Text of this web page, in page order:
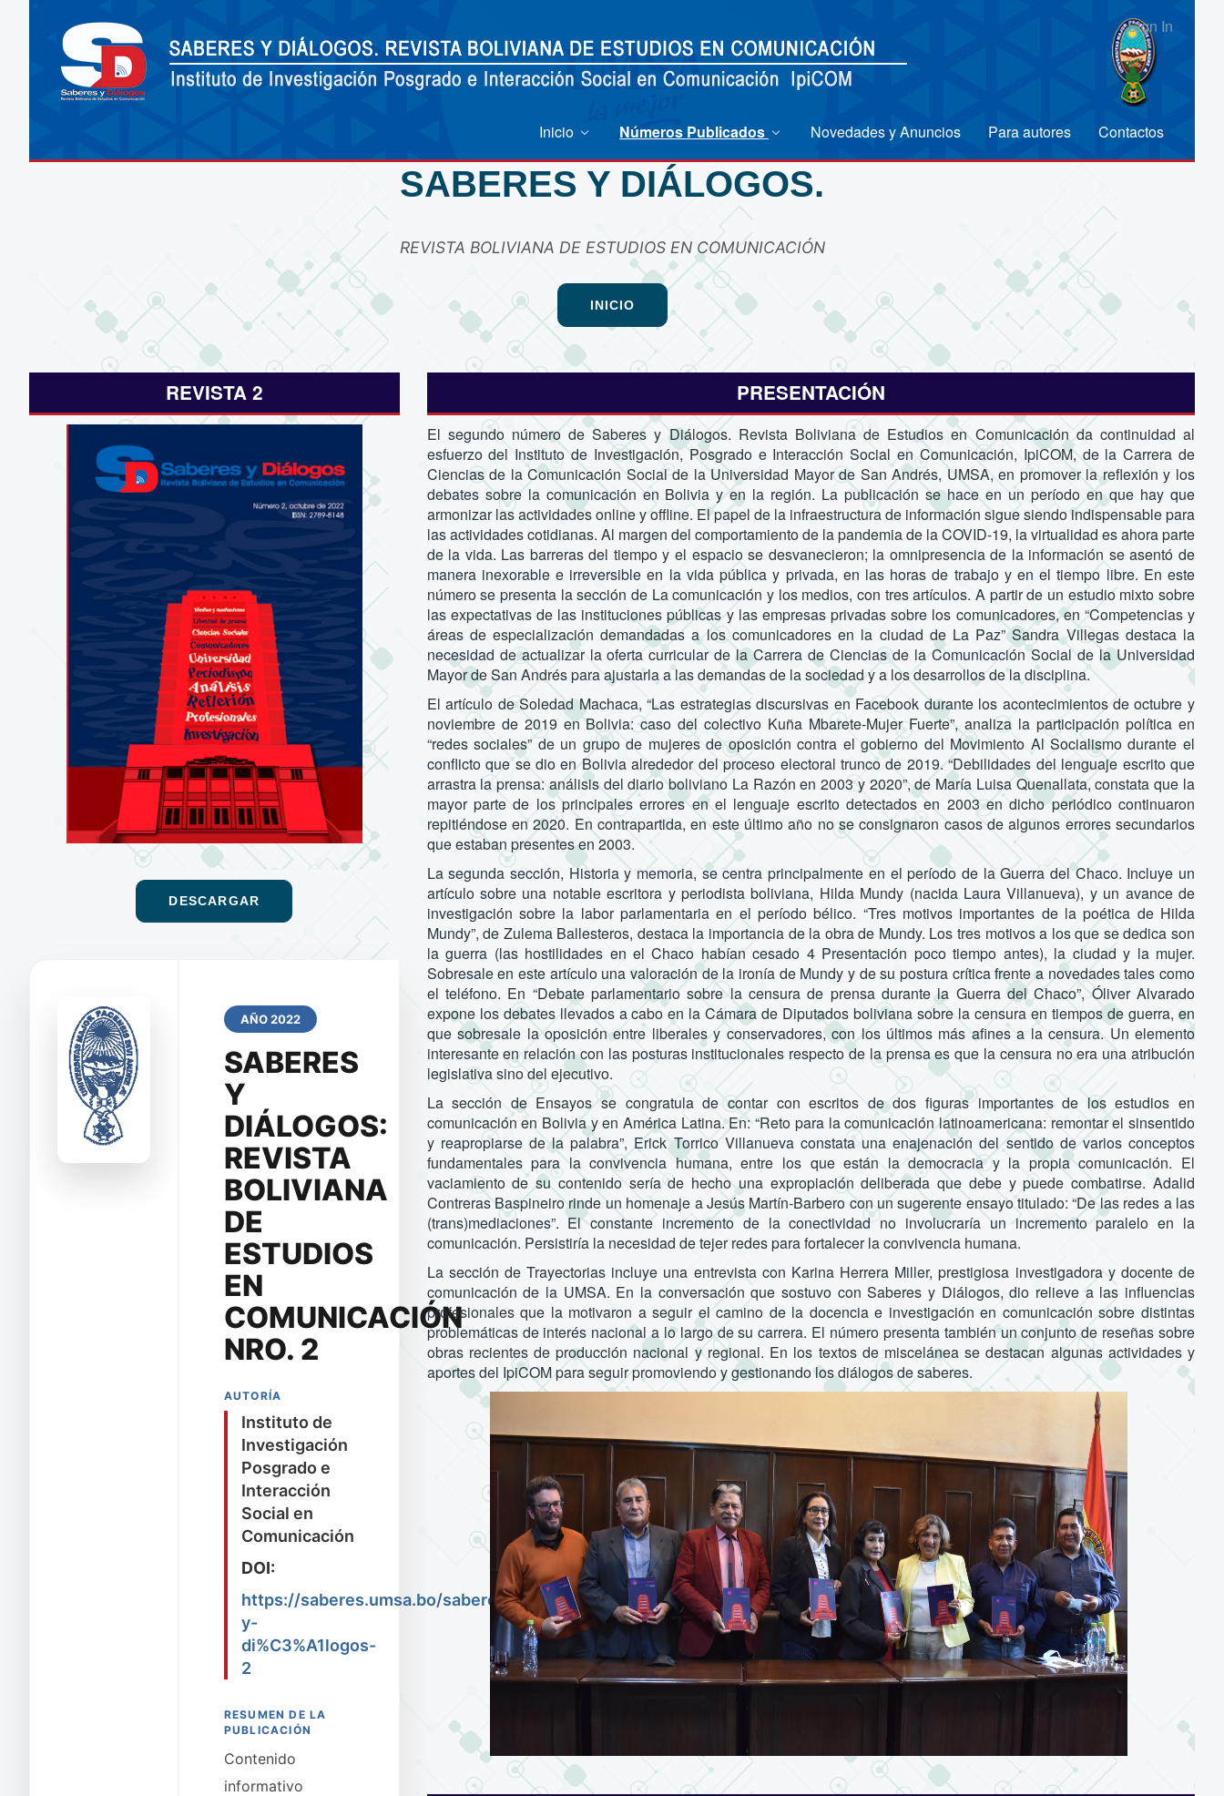
Sign In
Inicio Números Publicados Novedades y Anuncios Para autores Contactos
SABERES Y DIÁLOGOS.
REVISTA BOLIVIANA DE ESTUDIOS EN COMUNICACIÓN
INICIO
REVISTA 2
DESCARGAR
AÑO 2022
SABERES
Y
DIÁLOGOS:
REVISTA
BOLIVIANA
DE
ESTUDIOS
EN
COMUNICACIÓN
NRO. 2
AUTORÍA
Instituto de
Investigación
Posgrado e
Interacción
Social en
Comunicación
DOI:
https://saberes.umsa.bo/saberes-
y-
di%C3%A1logos-
2
RESUMEN DE LA
PUBLICACIÓN
Contenido
informativo
PRESENTACIÓN
El segundo número de Saberes y Diálogos. Revista Boliviana de Estudios en Comunicación da continuidad al
esfuerzo del Instituto de Investigación, Posgrado e Interacción Social en Comunicación, IpiCOM, de la Carrera de
Ciencias de la Comunicación Social de la Universidad Mayor de San Andrés, UMSA, en promover la reflexión y los
debates sobre la comunicación en Bolivia y en la región. La publicación se hace en un período en que hay que
armonizar las actividades online y offline. El papel de la infraestructura de información sigue siendo indispensable para
las actividades cotidianas. Al margen del comportamiento de la pandemia de la COVID-19, la virtualidad es ahora parte
de la vida. Las barreras del tiempo y el espacio se desvanecieron; la omnipresencia de la información se asentó de
manera inexorable e irreversible en la vida pública y privada, en las horas de trabajo y en el tiempo libre. En este
número se presenta la sección de La comunicación y los medios, con tres artículos. A partir de un estudio mixto sobre
las expectativas de las instituciones públicas y las empresas privadas sobre los comunicadores, en “Competencias y
áreas de especialización demandadas a los comunicadores en la ciudad de La Paz” Sandra Villegas destaca la
necesidad de actualizar la oferta curricular de la Carrera de Ciencias de la Comunicación Social de la Universidad
Mayor de San Andrés para ajustarla a las demandas de la sociedad y a los desarrollos de la disciplina.
El artículo de Soledad Machaca, “Las estrategias discursivas en Facebook durante los acontecimientos de octubre y
noviembre de 2019 en Bolivia: caso del colectivo Kuña Mbarete-Mujer Fuerte”, analiza la participación política en
“redes sociales” de un grupo de mujeres de oposición contra el gobierno del Movimiento Al Socialismo durante el
conflicto que se dio en Bolivia alrededor del proceso electoral trunco de 2019. “Debilidades del lenguaje escrito que
arrastra la prensa: análisis del diario boliviano La Razón en 2003 y 2020”, de María Luisa Quenallata, constata que la
mayor parte de los principales errores en el lenguaje escrito detectados en 2003 en dicho periódico continuaron
repitiéndose en 2020. En contrapartida, en este último año no se consignaron casos de algunos errores secundarios
que estaban presentes en 2003.
La segunda sección, Historia y memoria, se centra principalmente en el período de la Guerra del Chaco. Incluye un
artículo sobre una notable escritora y periodista boliviana, Hilda Mundy (nacida Laura Villanueva), y un avance de
investigación sobre la labor parlamentaria en el período bélico. “Tres motivos importantes de la poética de Hilda
Mundy”, de Zulema Ballesteros, destaca la importancia de la obra de Mundy. Los tres motivos a los que se dedica son
la guerra (las hostilidades en el Chaco habían cesado 4 Presentación poco tiempo antes), la ciudad y la mujer.
Sobresale en este artículo una valoración de la ironía de Mundy y de su postura crítica frente a novedades tales como
el teléfono. En “Debate parlamentario sobre la censura de prensa durante la Guerra del Chaco”, Óliver Alvarado
expone los debates llevados a cabo en la Cámara de Diputados boliviana sobre la censura en tiempos de guerra, en
que sobresale la oposición entre liberales y conservadores, con los últimos más afines a la censura. Un elemento
interesante en relación con las posturas institucionales respecto de la prensa es que la censura no era una atribución
legislativa sino del ejecutivo.
La sección de Ensayos se congratula de contar con escritos de dos figuras importantes de los estudios en
comunicación en Bolivia y en América Latina. En: “Reto para la comunicación latinoamericana: remontar el sinsentido
y reapropiarse de la palabra”, Erick Torrico Villanueva constata una enajenación del sentido de varios conceptos
fundamentales para la convivencia humana, entre los que están la democracia y la propia comunicación. El
vaciamiento de su contenido sería de hecho una expropiación deliberada que debe y puede combatirse. Adalid
Contreras Baspineiro rinde un homenaje a Jesús Martín-Barbero con un sugerente ensayo titulado: “De las redes a las
(trans)mediaciones”. El constante incremento de la conectividad no involucraría un incremento paralelo en la
comunicación. Persistiría la necesidad de tejer redes para fortalecer la convivencia humana.
La sección de Trayectorias incluye una entrevista con Karina Herrera Miller, prestigiosa investigadora y docente de
comunicación de la UMSA. En la conversación que sostuvo con Saberes y Diálogos, dio relieve a las influencias
profesionales que la motivaron a seguir el camino de la docencia e investigación en comunicación sobre distintas
problemáticas de interés nacional a lo largo de su carrera. El número presenta también un conjunto de reseñas sobre
obras recientes de producción nacional y regional. En los textos de miscelánea se destacan algunas actividades y
aportes del IpiCOM para seguir promoviendo y gestionando los diálogos de saberes.